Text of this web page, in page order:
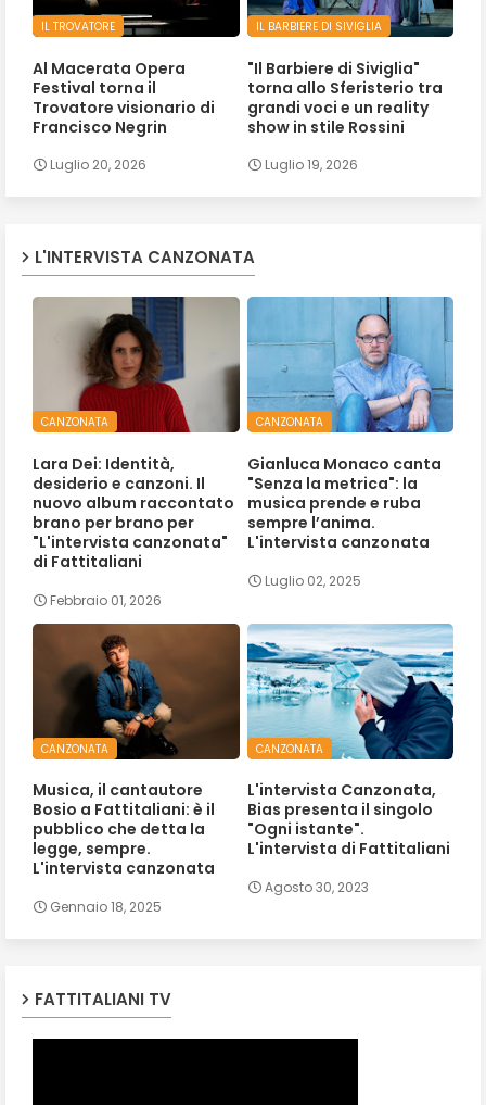
IL TROVATORE
Al Macerata Opera
Festival torna il
Trovatore visionario di
Francisco Negrin
Luglio 20, 2026
IL BARBIERE DI SIVIGLIA
"Il Barbiere di Siviglia"
torna allo Sferisterio tra
grandi voci e un reality
show in stile Rossini
Luglio 19, 2026
L'INTERVISTA CANZONATA
CANZONATA
Lara Dei: Identità,
desiderio e canzoni. Il
nuovo album raccontato
brano per brano per
"L'intervista canzonata"
di Fattitaliani
Febbraio 01, 2026
CANZONATA
Gianluca Monaco canta
"Senza la metrica": la
musica prende e ruba
sempre l’anima.
L'intervista canzonata
Luglio 02, 2025
CANZONATA
Musica, il cantautore
Bosio a Fattitaliani: è il
pubblico che detta la
legge, sempre.
L'intervista canzonata
Gennaio 18, 2025
CANZONATA
L'intervista Canzonata,
Bias presenta il singolo
"Ogni istante".
L'intervista di Fattitaliani
Agosto 30, 2023
FATTITALIANI TV